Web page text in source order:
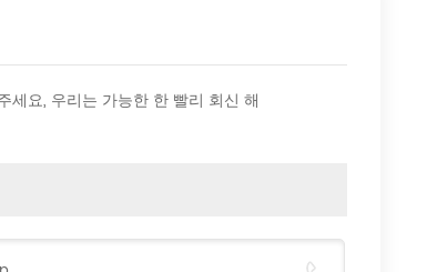
세요, 우리는 가능한 한 빨리 회신 해